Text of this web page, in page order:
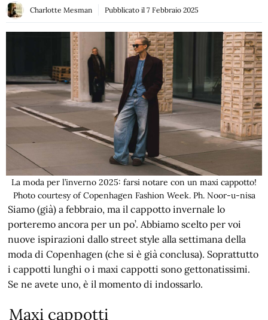
Charlotte Mesman Pubblicato il 7 Febbraio 2025
La moda per l’inverno 2025: farsi notare con un maxi cappotto!
Photo courtesy of Copenhagen Fashion Week. Ph. Noor-u-nisa
Siamo (già) a febbraio, ma il cappotto invernale lo
porteremo ancora per un po’. Abbiamo scelto per voi
nuove ispirazioni dallo street style alla settimana della
moda di Copenhagen (che si è già conclusa). Soprattutto
i cappotti lunghi o i maxi cappotti sono gettonatissimi.
Se ne avete uno, è il momento di indossarlo.
Maxi cappotti